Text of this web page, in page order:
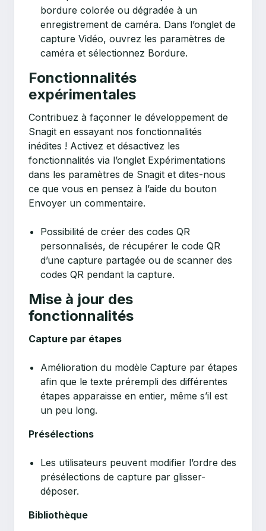
bordure colorée ou dégradée à un
enregistrement de caméra. Dans l’onglet de
capture Vidéo, ouvrez les paramètres de
caméra et sélectionnez Bordure.
Fonctionnalités
expérimentales
Contribuez à façonner le développement de
Snagit en essayant nos fonctionnalités
inédites ! Activez et désactivez les
fonctionnalités via l’onglet Expérimentations
dans les paramètres de Snagit et dites-nous
ce que vous en pensez à l’aide du bouton
Envoyer un commentaire.
Possibilité de créer des codes QR
personnalisés, de récupérer le code QR
d’une capture partagée ou de scanner des
codes QR pendant la capture.
Mise à jour des
fonctionnalités
Capture par étapes
Amélioration du modèle Capture par étapes
afin que le texte prérempli des différentes
étapes apparaisse en entier, même s’il est
un peu long.
Présélections
Les utilisateurs peuvent modifier l’ordre des
présélections de capture par glisser-
déposer.
Bibliothèque